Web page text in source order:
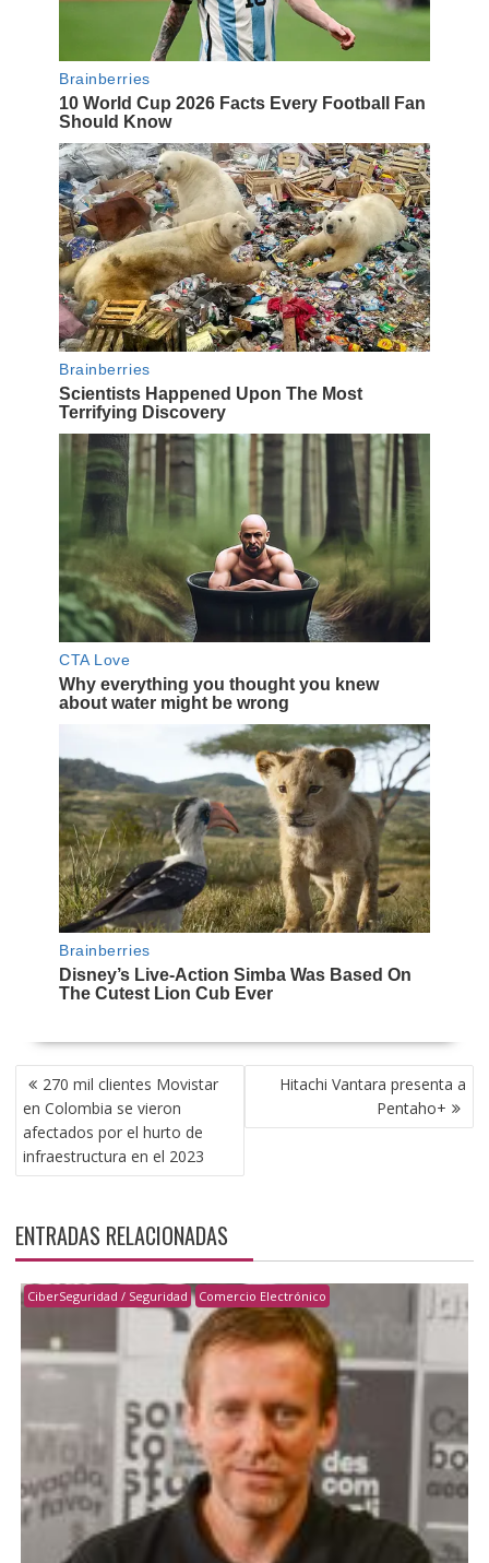
NAVEGACIÓN
DE
ENTRADAS
270 mil clientes Movistar
en Colombia se vieron
afectados por el hurto de
infraestructura en el 2023
Hitachi Vantara presenta a
Pentaho+
ENTRADAS RELACIONADAS
CiberSeguridad / Seguridad Comercio Electrónico